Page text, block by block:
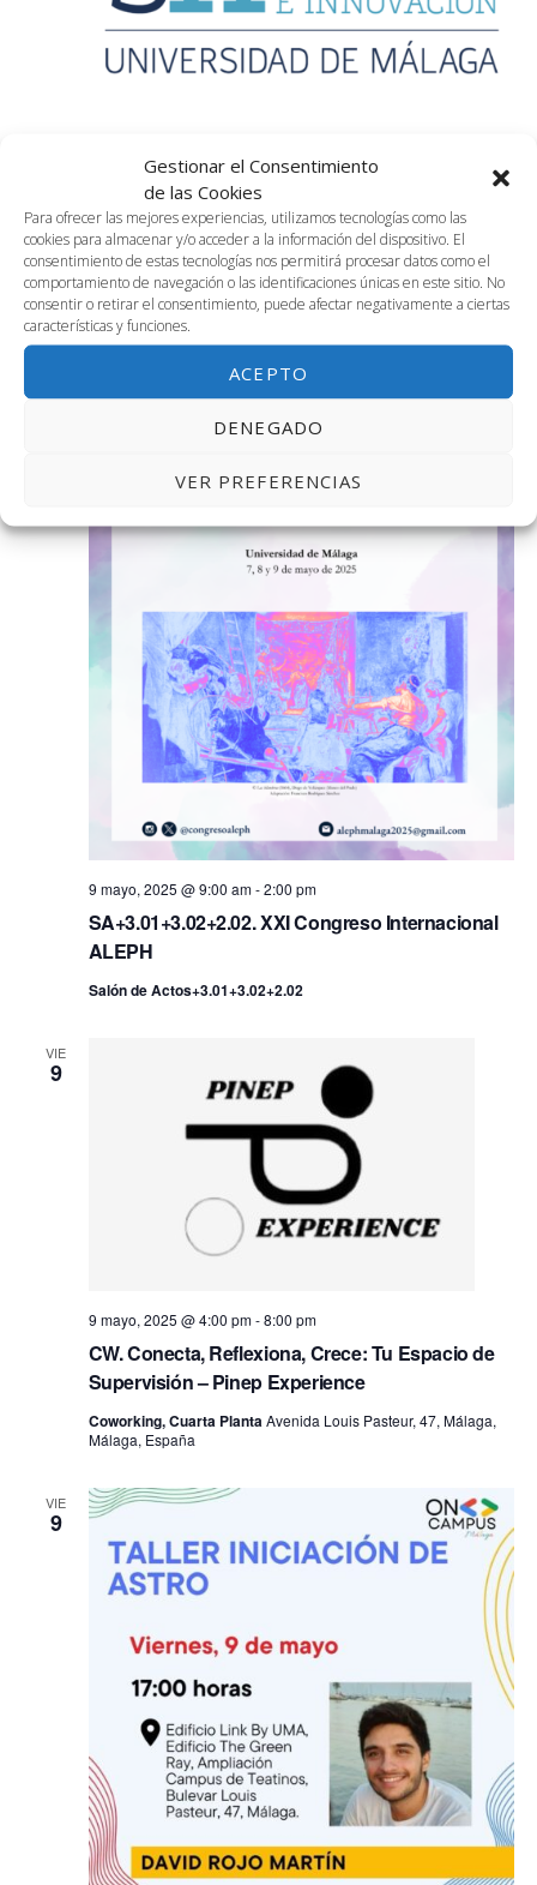
Gestionar el Consentimiento
de las Cookies
Para ofrecer las mejores experiencias, utilizamos tecnologías como las
cookies para almacenar y/o acceder a la información del dispositivo. El
consentimiento de estas tecnologías nos permitirá procesar datos como el
comportamiento de navegación o las identificaciones únicas en este sitio. No
consentir o retirar el consentimiento, puede afectar negativamente a ciertas
características y funciones.
ACEPTO
DENEGADO
VER PREFERENCIAS
2.01. Programa de Innovación Docente
8 mayo, 2025 @ 4:00 pm-8:00 pm
VIE
9
SA+3.01+3.02+2.02. XXI Congreso Internacional
ALEPH
9 mayo, 2025 @ 9:00 am-2:00 pm
Salón de Actos+3.01+3.02+2.02
VIE
9
CW. Conecta, Reflexiona, Crece: Tu Espacio de
Supervisión – Pinep Experience
9 mayo, 2025 @ 4:00 pm-8:00 pm
Coworking, Cuarta PlantaAvenida Louis Pasteur, 47, Málaga,
Málaga, España
VIE
9